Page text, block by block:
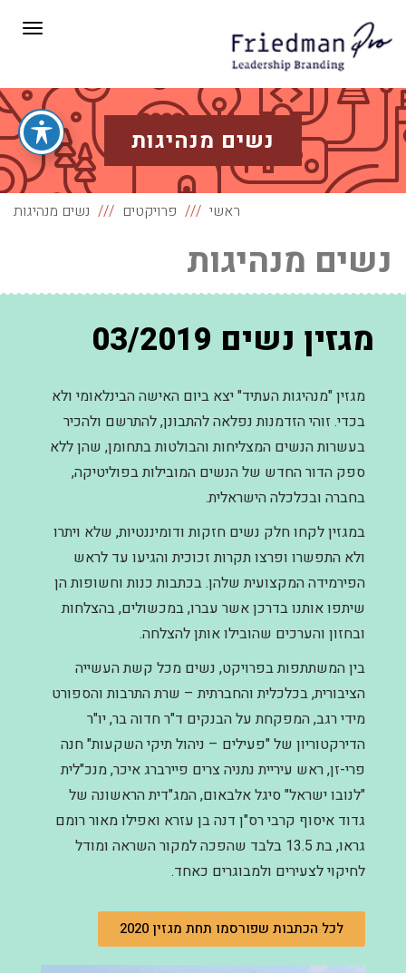
נשים מנהיגות
ראשי פרויקטים נשים מנהיגות
נשים מנהיגות
מגזין נשים 03/2019
מגזין "מנהיגות העתיד" יצא ביום האישה הבינלאומי ולא
בכדי. זוהי הזדמנות נפלאה להתבונן, להתרשם ולהכיר
בעשרות הנשים המצליחות והבולטות בתחומן, שהן ללא
ספק הדור החדש של הנשים המובילות בפוליטיקה,
בחברה ובכלכלה הישראלית.
במגזין לקחו חלק נשים חזקות ודומיננטיות, שלא ויתרו
ולא התפשרו ופרצו תקרות זכוכית והגיעו עד לראש
הפירמידה המקצועית שלהן. בכתבות כנות וחשופות הן
שיתפו אותנו בדרכן אשר עברו, במכשולים, בהצלחות
ובחזון והערכים שהובילו אותן להצלחה.
בין המשתתפות בפרויקט, נשים מכל קשת העשייה
הציבורית, בכלכלית והחברתית – שרת התרבות והספורט
מידי רגב, המפקחת על הבנקים ד"ר חדוה בר, יו"ר
הדירקטוריון של "פעילים – ניהול תיקי השקעות" חנה
פרי-זן, ראש עיריית נתניה צרים פיירברג איכר, מנכ"לית
"לנובו ישראל" סיגל אלבאום, המג"דית הראשונה של
גדוד איסוף קרבי רס"ן דנה בן עזרא ואפילו מאור רומם
גראו, בת 13.5 בלבד שהפכה למקור השראה ומודל
לחיקוי לצעירים ולמבוגרים כאחד.
לכל הכתבות שפורסמו תחת מגזין 2020